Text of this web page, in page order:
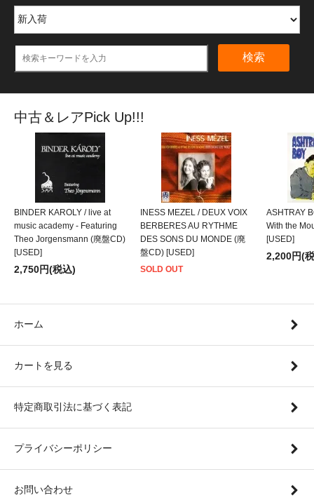
検索
中古＆レアPick Up!!!
BINDER KAROLY / live at
music academy - Featuring
Theo Jorgensmann (廃盤CD)
[USED]
2,750円(税込)
INESS MEZEL / DEUX VOIX
BERBERES AU RYTHME
DES SONS DU MONDE (廃
盤CD) [USED]
SOLD OUT
ASHTRAY
With the
[USED]
2,200円(
ホーム
カートを見る
特定商取引法に基づく表記
プライバシーポリシー
お問い合わせ